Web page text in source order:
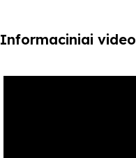
Informaciniai video